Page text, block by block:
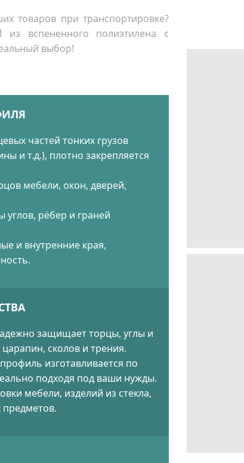
товаров при транспортировке?
вспененного полиэтилена с
выбор!
частей тонких грузов
и т.д.), плотно закрепляется
мебели, окон, дверей,
углов, рёбер и граней
и внутренние края,
защищает торцы, углы и
сколов и трения.
изготавливается по
подходя под ваши нужды.
мебели, изделий из стекла,
предметов.